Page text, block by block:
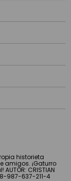
historieta
amigos. ¡Gaturro
CRISTIAN
987-637-211-4